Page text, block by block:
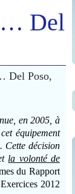
… Del
en 2005, à
équipement
Cette décision
la volonté de
du Rapport
2012